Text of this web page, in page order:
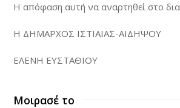
Η απόφαση αυτή να αναρτηθεί στο
Η ΔΗΜΑΡΧΟΣ ΙΣΤΙΑΙΑΣ-ΑΙΔΗΨΟΥ
ΕΛΕΝΗ ΕΥΣΤΑΘΙΟΥ
Μοιρασέ το